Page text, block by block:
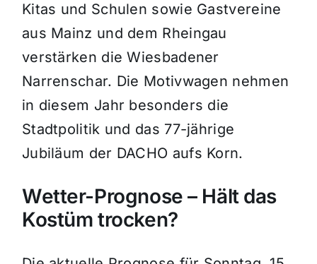
Kitas und Schulen sowie Gastvereine
aus Mainz und dem Rheingau
verstärken die Wiesbadener
Narrenschar. Die Motivwagen nehmen
in diesem Jahr besonders die
Stadtpolitik und das 77-jährige
Jubiläum der DACHO aufs Korn.
Wetter-Prognose – Hält das
Kostüm trocken?